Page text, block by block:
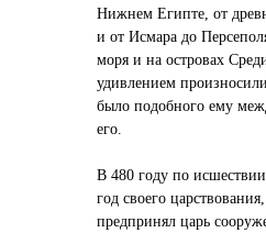
Нижнем Египте, от
и от Исмара до
моря и на островах
удивлением
было подобного ему
его.
В 480 году по
год своего
предпринял царь